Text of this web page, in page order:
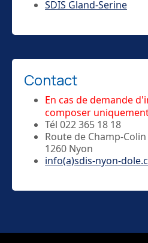
SDIS Gland-Serine
Contact
En cas de demande
composer
Tél 022 365 18 18
Route de Champ-
1260 Nyon
info(a)sdis-nyon-